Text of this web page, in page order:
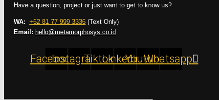
Have a question, project or just want to get to know us?
WA: +62 81 77 999 3336 (Text Only)
Email: hello@metamorphosys.co.id
Facebook
Instagram
TiktokLinkedinYoutube
Whatsapp